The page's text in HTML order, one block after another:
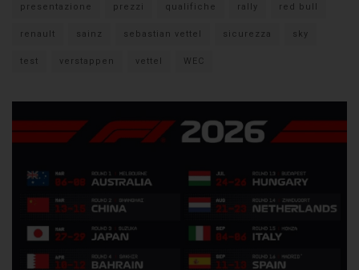
presentazione prezzi qualifiche rally red bull
renault sainz sebastian vettel sicurezza sky
test verstappen vettel WEC